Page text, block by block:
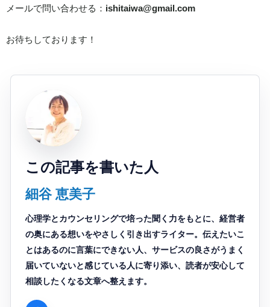
メールで問い合わせる： ishitaiwa@gmail.com
お待ちしております！
この記事を書いた人
細谷 恵美子
心理学とカウンセリングで培った聞く力をもとに、経営者
の奥にある想いをやさしく引き出すライター。伝えたいこ
とはあるのに言葉にできない人、サービスの良さがうまく
届いていないと感じている人に寄り添い、読者が安心して
相談したくなる文章へ整えます。